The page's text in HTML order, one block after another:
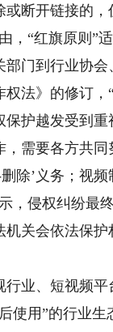
断开链接的
，“红旗原则”
到行业协会
法》的修订
护越发受到
，需要各方共
除’义务；视
，侵权纠纷最
机关会依法保
、短视频平
使用”的行业生